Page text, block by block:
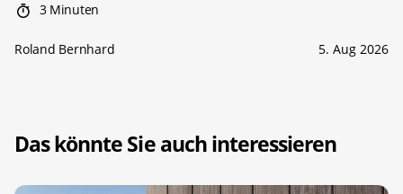
3 Minuten
Roland Bernhard 5. Aug 2026
Das könnte Sie auch interessieren